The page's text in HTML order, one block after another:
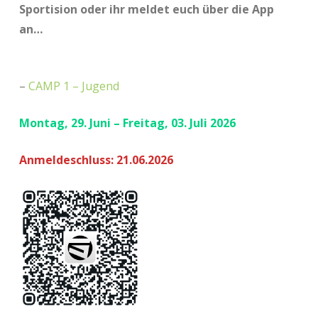
Sportision oder ihr meldet euch über die App
an…
– CAMP 1 – Jugend
Montag, 29. Juni – Freitag, 03. Juli 2026
Anmeldeschluss: 21.06.2026